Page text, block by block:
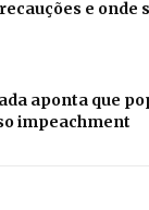
e onde
aponta que
impeachment